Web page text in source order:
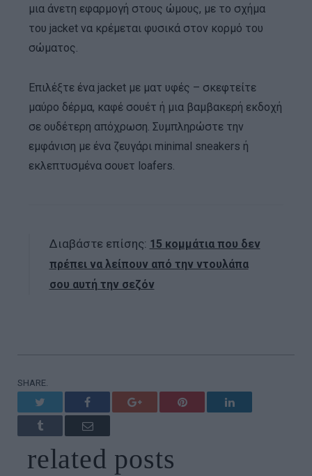
μια άνετη εφαρμογή στους ώμους, με το σχήμα
του jacket να κρέμεται φυσικά στον κορμό του
σώματος.
Επιλέξτε ένα jacket με ματ υφές – σκεφτείτε
μαύρο δέρμα, καφέ σουέτ ή μια βαμβακερή εκδοχή
σε ουδέτερη απόχρωση. Συμπληρώστε την
εμφάνιση με ένα ζευγάρι minimal sneakers ή
εκλεπτυσμένα σουετ loafers.
Διαβάστε επίσης: 15 κομμάτια που δεν
πρέπει να λείπουν από την ντουλάπα
σου αυτή την σεζόν
SHARE.
Facebook Google+ Pinterest LinkedIn
Tumblr Email
related posts